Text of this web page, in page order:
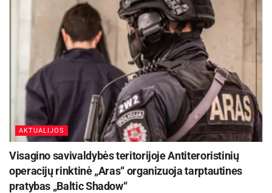
AKTUALIJOS
Visagino savivaldybės teritorijoje Antiteroristinių
operacijų rinktinė „Aras“ organizuoja tarptautines
pratybas „Baltic Shadow“